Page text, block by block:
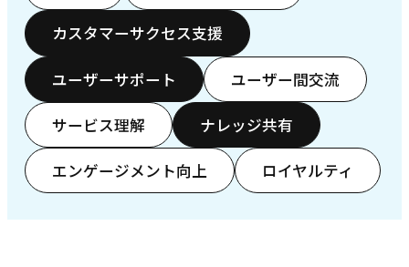
カスタマーサクセス支援
ユーザーサポート ユーザー間交流
サービス理解 ナレッジ共有
エンゲージメント向上 ロイヤルティ